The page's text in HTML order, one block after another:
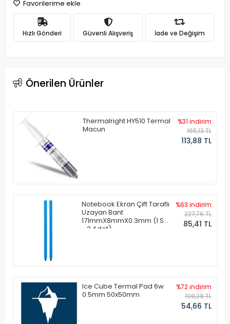
Favorilerime ekle
Hızlı Gönderi Güvenli Alışveriş İade ve Değişim
Önerilen Ürünler
Thermalright HY510 Termal
Macun
%31 indirim
165,13 TL
113,88 TL
Notebook Ekran Çift Taraflı
Uzayan Bant
171mmX8mmX0.3mm (1 Set
- 2 Adet)
%63 indirim
227,76 TL
85,41 TL
Ice Cube Termal Pad 6w
0.5mm 50x50mm
%72 indirim
198,38 TL
54,66 TL